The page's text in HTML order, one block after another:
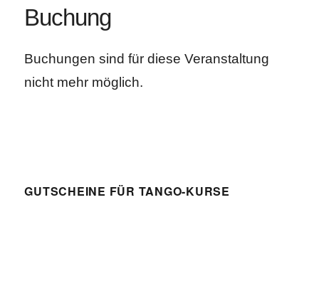
Buchung
Buchungen sind für diese Veranstaltung
nicht mehr möglich.
GUTSCHEINE FÜR TANGO-KURSE